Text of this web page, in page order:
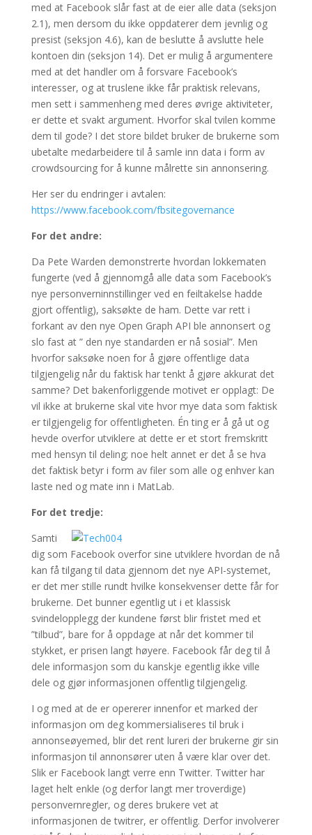
med at Facebook slår fast at de eier alle data (seksjon
2.1), men dersom du ikke oppdaterer dem jevnlig og
presist (seksjon 4.6), kan de beslutte å avslutte hele
kontoen din (seksjon 14). Det er mulig å argumentere
med at det handler om å forsvare Facebook’s
interesser, og at truslene ikke får praktisk relevans,
men sett i sammenheng med deres øvrige aktiviteter,
er dette et svakt argument. Hvorfor skal tvilen komme
dem til gode? I det store bildet bruker de brukerne som
ubetalte medarbeidere til å samle inn data i form av
crowdsourcing for å kunne målrette sin annonsering.
Her ser du endringer i avtalen:
https://www.facebook.com/fbsitegovernance
For det andre:
Da Pete Warden demonstrerte hvordan lokkematen
fungerte (ved å gjennomgå alle data som Facebook’s
nye personverninnstillinger ved en feiltakelse hadde
gjort offentlig), saksøkte de ham. Dette var rett i
forkant av den nye Open Graph API ble annonsert og
slo fast at ” den nye standarden er nå sosial”. Men
hvorfor saksøke noen for å gjøre offentlige data
tilgjengelig når du faktisk har tenkt å gjøre akkurat det
samme? Det bakenforliggende motivet er opplagt: De
vil ikke at brukerne skal vite hvor mye data som faktisk
er tilgjengelig for offentligheten. Én ting er å gå ut og
hevde overfor utviklere at dette er et stort fremskritt
med hensyn til deling; noe helt annet er det å se hva
det faktisk betyr i form av filer som alle og enhver kan
laste ned og mate inn i MatLab.
For det tredje:
Samti
dig som Facebook overfor sine utviklere hvordan de nå
kan få tilgang til data gjennom det nye API-systemet,
er det mer stille rundt hvilke konsekvenser dette får for
brukerne. Det bunner egentlig ut i et klassisk
svindelopplegg der kundene først blir fristet med et
”tilbud”, bare for å oppdage at når det kommer til
stykket, er prisen langt høyere. Facebook får deg til å
dele informasjon som du kanskje egentlig ikke ville
dele og gjør informasjonen offentlig tilgjengelig.
I og med at de er opererer innenfor et marked der
informasjon om deg kommersialiseres til bruk i
annonseøyemed, blir det rent lureri der brukerne gir sin
informasjon til annonsører uten å være klar over det.
Slik er Facebook langt verre enn Twitter. Twitter har
laget helt enkle (og derfor langt mer troverdige)
personvernregler, og deres brukere vet at
informasjonen de twitrer, er offentlig. Derfor involverer